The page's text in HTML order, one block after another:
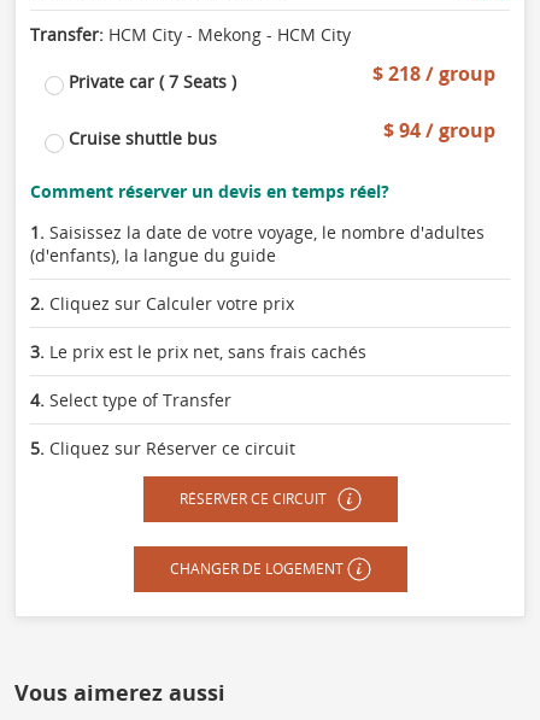
Transfer: HCM City - Mekong - HCM City
Private car ( 7 Seats ) $ 218 / group
Cruise shuttle bus $ 94 / group
Comment réserver un devis en temps réel?
1. Saisissez la date de votre voyage, le nombre d'adultes
(d'enfants), la langue du guide
2. Cliquez sur Calculer votre prix
3. Le prix est le prix net, sans frais cachés
4. Select type of Transfer
5. Cliquez sur Réserver ce circuit
RÉSERVER CE CIRCUIT
CHANGER DE LOGEMENT
Vous aimerez aussi